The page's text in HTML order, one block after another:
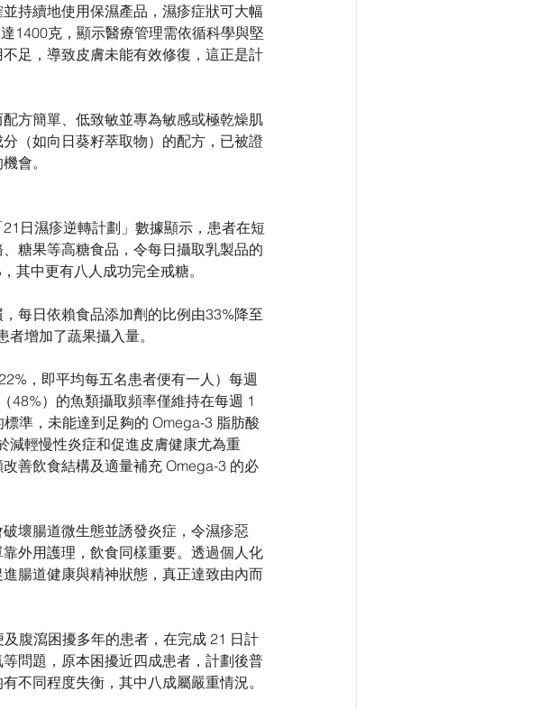
持續地使用保濕產品，濕疹症狀可大幅
1400克，顯示醫療管理需依循科學與堅
足，導致皮膚未能有效修復，這正是計
方簡單、低致敏並專為敏感或極乾燥肌
（如向日葵籽萃取物）的配方，已被證
會。
日濕疹逆轉計劃」數據顯示，患者在短
糖果等高糖食品，令每日攝取乳製品的
其中更有八人成功完全戒糖。
每日依賴食品添加劑的比例由33%降至
增加了蔬果攝入量。
，即平均每五名患者便有一人）每週
48%）的魚類攝取頻率僅維持在每週 1
準，未能達到足夠的 Omega-3 脂肪酸
減輕慢性炎症和促進皮膚健康尤為重
善飲食結構及適量補充 Omega-3 的必
壞腸道微生態並誘發炎症，令濕疹惡
外用護理，飲食同樣重要。透過個人化
腸道健康與精神狀態，真正達致由內而
腹瀉困擾多年的患者，在完成 21 日計
問題，原本困擾近四成患者，計劃後普
不同程度失衡，其中八成屬嚴重情況。